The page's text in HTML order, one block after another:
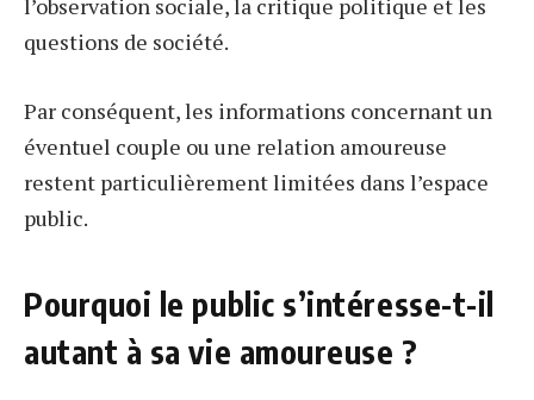
l’observation sociale, la critique politique et les
questions de société.
Par conséquent, les informations concernant un
éventuel couple ou une relation amoureuse
restent particulièrement limitées dans l’espace
public.
Pourquoi le public s’intéresse-t-il
autant à sa vie amoureuse ?